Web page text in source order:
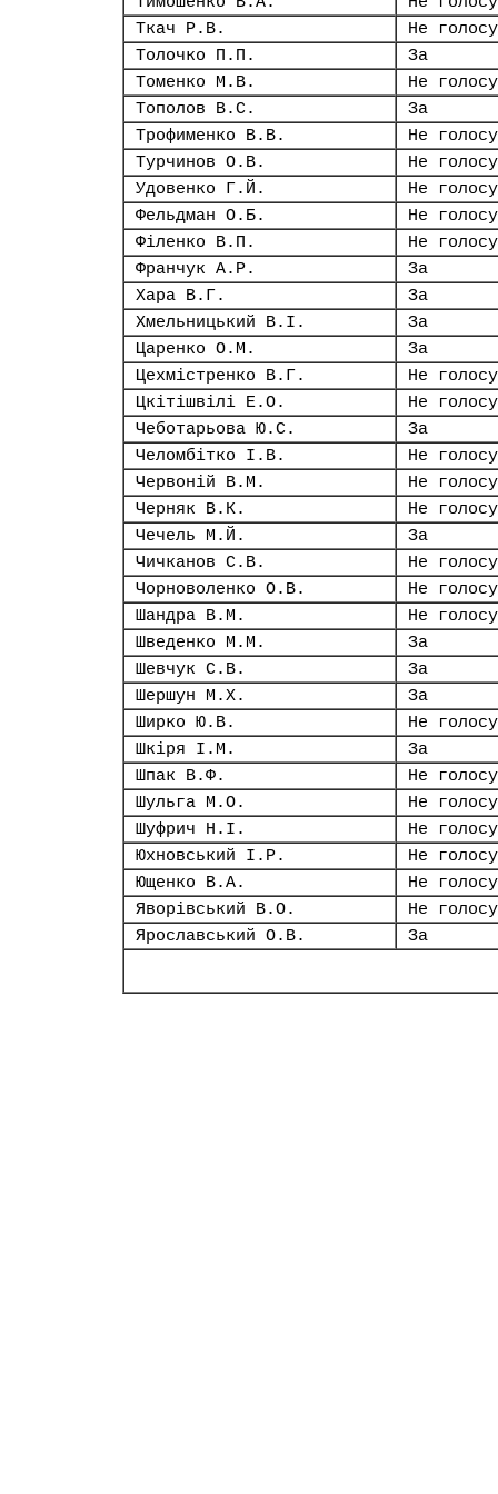
Ткач Р.В.
Не
Толочко П.П.
За
Томенко М.В.
Не
Тополов В.С.
За
Трофименко В.В.
Не
Турчинов О.В.
Не
Удовенко Г.Й.
Не
Фельдман О.Б.
Не
Філенко В.П.
Не
Франчук А.Р.
За
Хара В.Г.
За
Хмельницький В.І.
За
Царенко О.М.
За
Цехмістренко В.Г.
Не
Цкітішвілі Е.О.
Не
Чеботарьова Ю.С.
За
Челомбітко І.В.
Не
Червоній В.М.
Не
Черняк В.К.
Не
Чечель М.Й.
За
Чичканов С.В.
Не
Чорноволенко О.В.
Не
Шандра В.М.
Не
Шведенко М.М.
За
Шевчук С.В.
За
Шершун М.Х.
За
Ширко Ю.В.
Не
Шкіря І.М.
За
Шпак В.Ф.
Не
Шульга М.О.
Не
Шуфрич Н.І.
Не
Юхновський І.Р.
Не
Ющенко В.А.
Не
Яворівський В.О.
Не
Ярославський О.В.
За